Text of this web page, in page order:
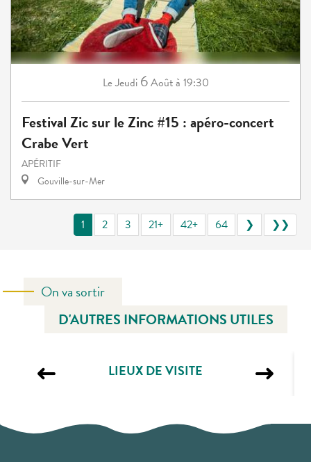
LeJeudi 6Aoûtà 19:30
Festival Zic sur le Zinc #15 : apéro-concert
Crabe Vert
APÉRITIF
Gouville-sur-Mer
1 2 3 21+ 42+ 64 ❯ ❯❯
On va sortir
D'AUTRES INFORMATIONS UTILES
LIEUX DE VISITE